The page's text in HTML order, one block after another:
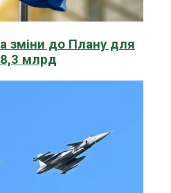
зміни до Плану для
млрд